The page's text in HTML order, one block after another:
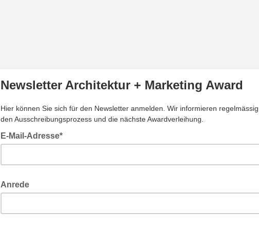
Newsletter Architektur + Marketing Award
Hier können Sie sich für den Newsletter anmelden. Wir informieren
den Ausschreibungsprozess und die nächste Awardverleihung.
E-Mail-Adresse*
Anrede